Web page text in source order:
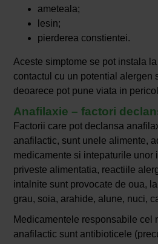
ameteala;
lesin;
pierderea constientei.
Aceste simptome se pot instala
contactul cu un potential alergen
deoarece pot pune viata in
Anafilaxie – factori
Factorii care pot declansa
anafilactic, sunt unele alimente,
medicamente si intepaturile unor
priveste alimentatia, reactiile
intalnite sunt provocate de oua,
grau, soia, arahide, alune, nuci,
Medicamentele responsabile cel
anafilactic sunt antibioticele